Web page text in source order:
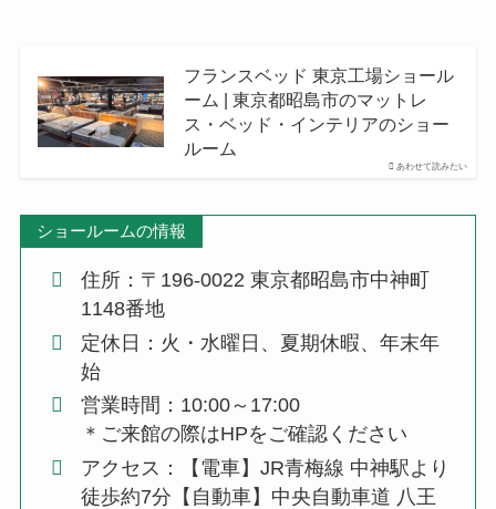
あわせて読みたい
フランスベッド 東京工場ショール
ーム | 東京都昭島市のマットレ
ス・ベッド・インテリアのショー
ルーム
ショールームの情報
住所：〒196-0022 東京都昭島市中神町
1148番地
定休日：火・水曜日、夏期休暇、年末年
始
営業時間：10:00～17:00
＊ご来館の際はHPをご確認ください
アクセス：【電車】JR青梅線 中神駅より
徒歩約7分【自動車】中央自動車道 八王